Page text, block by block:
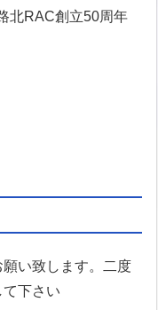
北RAC創立50周年
願い致します。二度
下さい